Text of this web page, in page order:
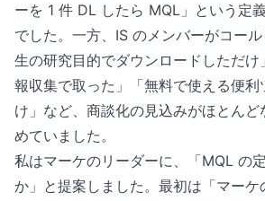
ーを 1 件 DL したら MQL」という定
でした。一方、IS のメンバーがコー
生の研究目的でダウンロードしただ
報収集で取った」「無料で使える便
け」など、商談化の見込みがほとん
めていました。
私はマーケのリーダーに、「MQL の
か」と提案しました。最初は「マーケ